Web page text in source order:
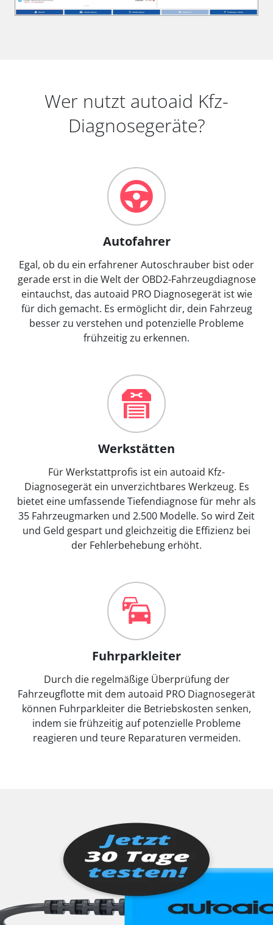
Wer nutzt autoaid Kfz-
Diagnosegeräte?
Autofahrer
Egal, ob du ein erfahrener Autoschrauber bist oder
gerade erst in die Welt der OBD2-Fahrzeugdiagnose
eintauchst, das autoaid PRO Diagnosegerät ist wie
für dich gemacht. Es ermöglicht dir, dein Fahrzeug
besser zu verstehen und potenzielle Probleme
frühzeitig zu erkennen.
Werkstätten
Für Werkstattprofis ist ein autoaid Kfz-
Diagnosegerät ein unverzichtbares Werkzeug. Es
bietet eine umfassende Tiefendiagnose für mehr als
35 Fahrzeugmarken und 2.500 Modelle. So wird Zeit
und Geld gespart und gleichzeitig die Effizienz bei
der Fehlerbehebung erhöht.
Fuhrparkleiter
Durch die regelmäßige Überprüfung der
Fahrzeugflotte mit dem autoaid PRO Diagnosegerät
können Fuhrparkleiter die Betriebskosten senken,
indem sie frühzeitig auf potenzielle Probleme
reagieren und teure Reparaturen vermeiden.